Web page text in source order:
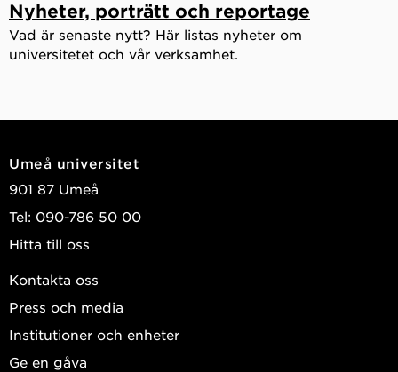
Nyheter, porträtt och reportage
Vad är senaste nytt? Här listas nyheter om
universitetet och vår verksamhet.
Umeå universitet
901 87 Umeå
Tel: 090-786 50 00
Hitta till oss
Kontakta oss
Press och media
Institutioner och enheter
Ge en gåva